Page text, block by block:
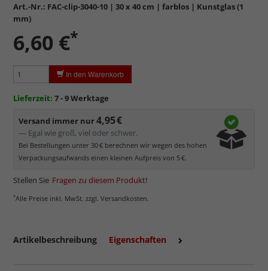
Günstig, leicht und bruchsicher
Sehr dünn, nicht formstabil
Formate ist somit etwas mühsam.
Ungleichmäßige Reflexionen
der biegsamen Scheibe.
die abgezogen werden muss.
Elektrostatischgeladen, dadurch werden Staub und feine
Partikel angezogen.
Art.-Nr.: FAC-clip-3040-10 | 30 x 40 cm | farblos | Kunstglas (1
mm)
6,60 €*
In den Warenkorb
Lieferzeit: 7 - 9 Werktage
Versand immer nur4,95 €
— Egal wie groß, viel oder schwer.
Bei Bestellungen unter 30 € berechnen wir wegen des hohen
Verpackungsaufwands einen kleinen Aufpreis von 5 €.
Stellen Sie Fragen zu diesem Produkt!
*Alle Preise inkl. MwSt. zzgl. Versandkosten.
Artikelbeschreibung Eigenschaften